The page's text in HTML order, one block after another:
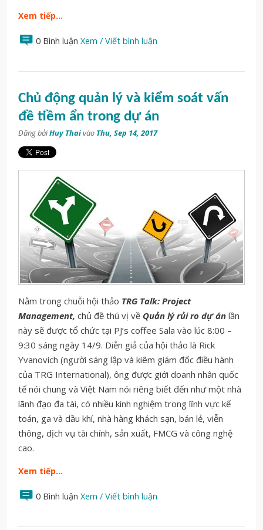
Xem tiếp…
0 Bình luận Xem / Viết bình luận
Chủ động quản lý và kiểm soát vấn
đề tiềm ẩn trong dự án
Đăng bởiHuy Thaivào Thu, Sep 14, 2017
Nằm trong chuỗi hội thảo TRG Talk: Project
Management, chủ đề thú vị về Quản lý rủi ro dự án lần
này sẽ được tổ chức tại PJ’s coffee Sala vào lúc 8:00 –
9:30 sáng ngày 14/9. Diễn giả của hội thảo là Rick
Yvanovich (người sáng lập và kiêm giám đốc điều hành
của TRG International), ông được giới doanh nhân quốc
tế nói chung và Việt Nam nói riêng biết đến như một nhà
lãnh đạo đa tài, có nhiều kinh nghiệm trong lĩnh vực kế
toán, ga và dầu khí, nhà hàng khách sạn, bán lẻ, viễn
thông, dịch vụ tài chính, sản xuất, FMCG và công nghệ
cao.
Xem tiếp…
0 Bình luận Xem / Viết bình luận